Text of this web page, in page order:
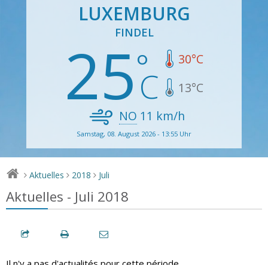
LUXEMBURG
FINDEL
25 30°C
13°C
NO 11 km/h
Samstag, 08. August 2026 - 13:55 Uhr
> Aktuelles > 2018 > Juli
Aktuelles - Juli 2018